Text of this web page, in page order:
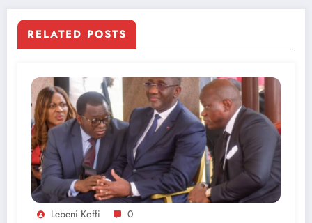
RELATED POSTS
Lebeni Koffi 0